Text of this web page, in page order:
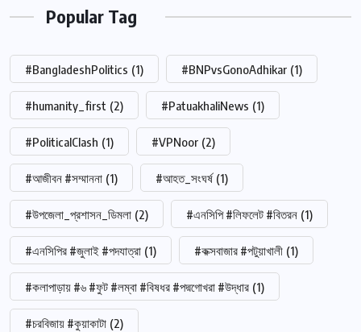
Popular Tag
#BangladeshPolitics (1) #BNPvsGonoAdhikar (1)
#humanity_first (2) #PatuakhaliNews (1)
#PoliticalClash (1) #VPNoor (2)
#আজীবন #সম্মাননা (1) #আহত_সংঘর্ষ (1)
#উপজেলা_প্রশাসন_ডিমলা (2) #এনসিপি #লিফলেট #বিতরন (1)
#এনসিপির #জুলাই #পদযাত্রা (1) #কক্সবাজার #পটুয়াখালী (1)
#কলাপাড়ায় #৬ #ফুট #লম্বা #বিষধর #পদ্মগোখরা #উদ্ধার (1)
#চরবিজায় #কুয়াকাটা (2)